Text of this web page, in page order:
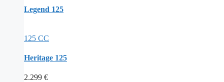
Legend 125
125 CC
Heritage 125
2.299 €